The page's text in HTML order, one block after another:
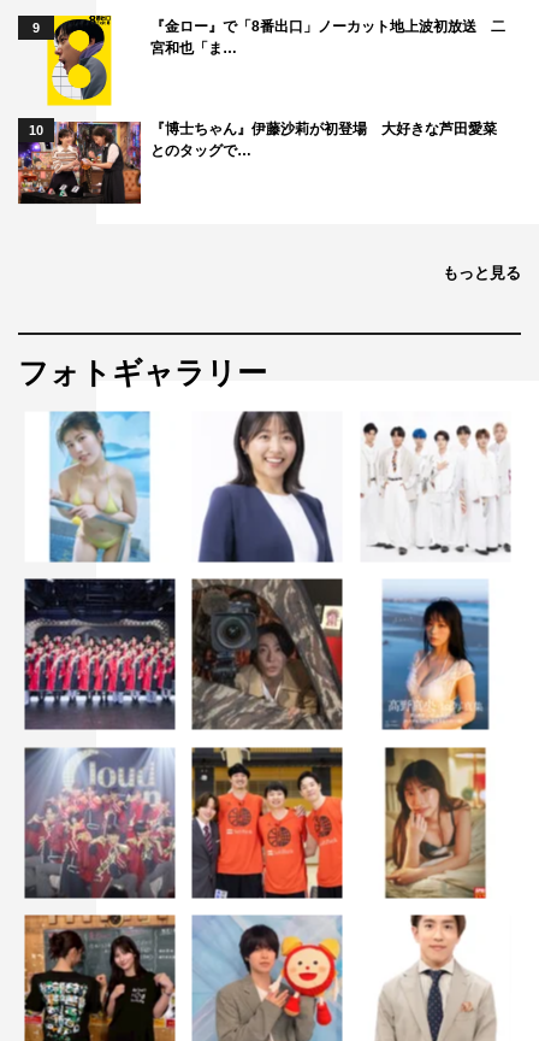
9
『金ロー』で「8番出口」ノーカット地上波初放送 二
宮和也「ま…
10
『博士ちゃん』伊藤沙莉が初登場 大好きな芦田愛菜
とのタッグで…
もっと見る
フォトギャラリー